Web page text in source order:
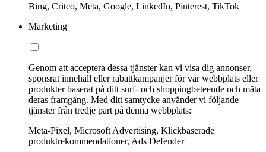
Bing, Criteo, Meta, Google, LinkedIn, Pinterest, TikTok
Marketing
Genom att acceptera dessa tjänster kan vi visa dig annonser,
sponsrat innehåll eller rabattkampanjer för vår webbplats eller
produkter baserat på ditt surf- och shoppingbeteende och mäta
deras framgång. Med ditt samtycke använder vi följande
tjänster från tredje part på denna webbplats:
Meta-Pixel, Microsoft Advertising, Klickbaserade
produktrekommendationer, Ads Defender